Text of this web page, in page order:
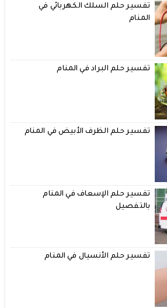
تفسير حلم السلك الكهربائي في
المنام
تفسير حلم البراد في المنام
تفسير حلم الظرف الأبيض في المنام
تفسير حلم الإسعاف في المنام
بالتفصيل
تفسير حلم الأنسيال في المنام